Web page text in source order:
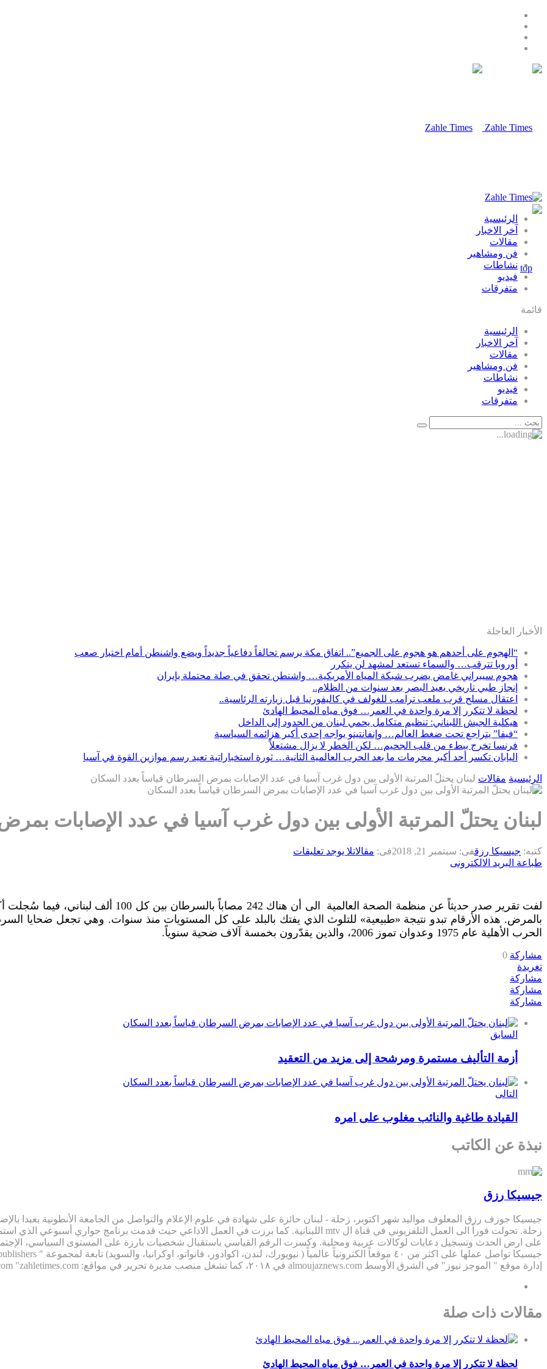
الرئيسية
آخر الاخبار
مقالات
فن ومشاهير
نشاطات
فيديو
متفرقات
قائمة
الرئيسية
آخر الاخبار
مقالات
فن ومشاهير
نشاطات
فيديو
متفرقات
الأخبار العاجلة
“الهجوم على أحدهم هو هجوم على الجميع”.. اتفاق مكة يرسم تحالفاً دفاعياً جديداً ويضع واشنطن أمام اختبار صعب
أوروبا تترقب… والسماء تستعد لمشهد لن يتكرر
هجوم سيبراني غامض يضرب شبكة المياه الأمريكية… واشنطن تحقق في صلة محتملة بإيران
إنجاز طبي تاريخي يعيد البصر بعد سنوات من الظلام..
اعتقال مسلح قرب ملعب ترامب للغولف في كاليفورنيا قبل زيارته الرئاسية..
لحظة لا تتكرر إلا مرة واحدة في العمر… فوق مياه المحيط الهادئ
هيكلية الجيش اللبناني: تنظيم متكامل يحمي لبنان من الحدود إلى الداخل
“فيفا” يتراجع تحت ضغط العالم… وإنفانتينو يواجه إحدى أكبر هزائمه السياسية
فرنسا تخرج ببطء من قلب الجحيم… لكن الخطر لا يزال مشتعلاً
اليابان تكسر أحد أكبر محرمات ما بعد الحرب العالمية الثانية… ثورة استخباراتية تعيد رسم موازين القوة في آسيا
الرئيسية مقالات لبنان يحتلّ المرتبة الأولى بين دول غرب آسيا في عدد الإصابات بمرض السرطان قياساً بعدد السكان
لبنان يحتلّ المرتبة الأولى بين دول غرب آسيا في عدد الإصابات
كتبه: جيسيكا رزقفى: سبتمبر 21, 2018 فى: مقالاتلا يوجد تعليقات
طباعة البريد الالكترونى
بالمرض. هذه الأرقام تبدو نتيجة «طبيعية» للتلوث الذي يفتك بالبلد على كل المستويات منذ سنوات. وهي تجعل ضحايا
الحرب الأهلية عام 1975 وعدوان تموز 2006، والذين يقدّرون بخمسة آلاف ضحية سنوياً
.
مشاركة 0
تغريدة
مشاركة
مشاركة
مشاركة
السابق
أزمة التأليف مستمرة ومرشحة إلى مزيد من التعقيد
التالى
القيادة طاغية والنائب مغلوب على امره
نبذة عن الكاتب
جيسيكا رزق
جيسيكا جوزف رزق المعلوف مواليد شهر اكتوبر، زحلة - لبنان حائزة على شهادة في علوم الإعلام والتواصل من الجامعة الأنطونية بعبدا
على ارض الحدث وتسجيل دعايات لوكالات عربية ومحلية. وكسرت الرقم القياسي باستقبال شخصيات بارزة على المستوى السياسي،
إدارة موقع " الموجز نيوز" في الشرق الأوسط almoujaznews.com في ٢٠١٨، كما تشغل منصب مديرة تحرير في مواقع: Lebanonnewsnetwork.com "zahletimes.com"
مقالات ذات صلة
لحظة لا تتكرر إلا مرة واحدة في العمر… فوق مياه المحيط الهادئ